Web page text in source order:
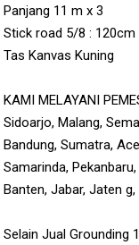
Panjang 11 m x 3
Stick road 5/8 : 120cm
Tas Kanvas Kuning
KAMI MELAYANI
Sidoarjo, Malang,
Bandung, Sumatra,
Samarinda,
Banten, Jabar, Jaten
Selain Jual Grounding